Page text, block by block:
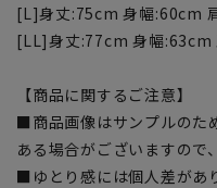
[L]身丈:75cm 身幅:60cm
[LL]身丈:77cm 身幅:63cm
【商品に関するご注意】
■商品画像はサンプルのた
ある場合がございますので
■ゆとり感には個人差があ